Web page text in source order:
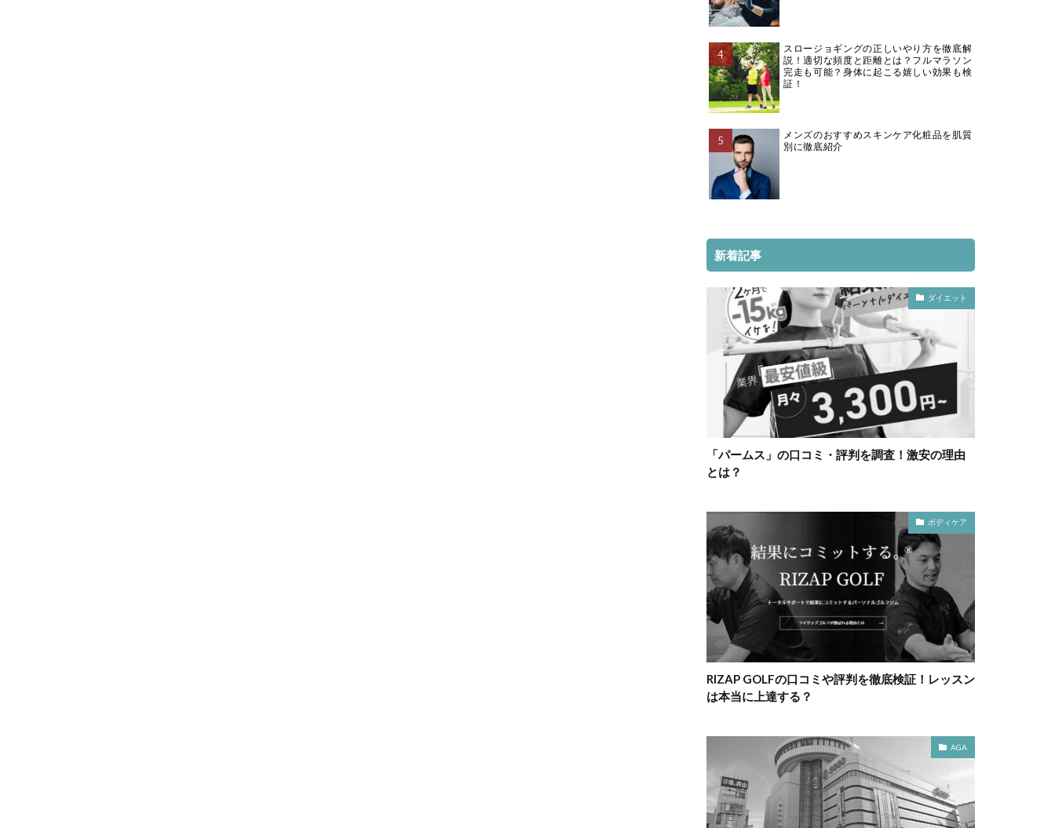
スロージョギングの正しいやり方を徹底解
説！適切な頻度と距離とは？フルマラソン
完走も可能？身体に起こる嬉しい効果も検
証！
メンズのおすすめスキンケア化粧品を肌質
別に徹底紹介
新着記事
ダイエット
「パームス」の口コミ・評判を調査！激安の理由
とは？
ボディケア
RIZAP GOLFの口コミや評判を徹底検証！レッスン
は本当に上達する？
AGA